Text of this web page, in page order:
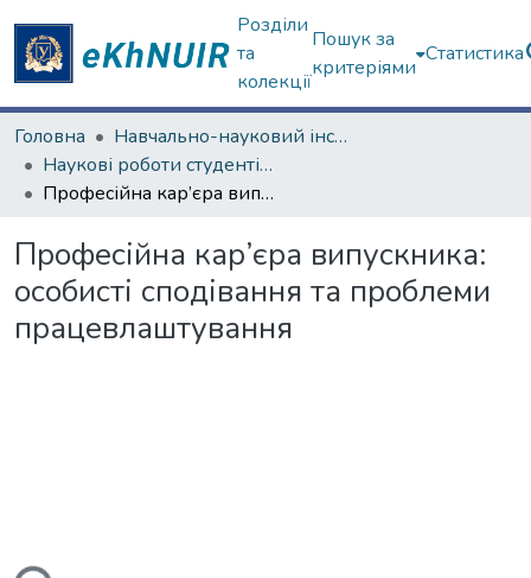
Розділи
та
колекції
Пошук за
критеріями
Статистика
Головна
Навчально-науковий інститут соціології та медіакомунікацій
Наукові роботи студентів та аспірантів. Навчально-науковий інститут соціології та медіакомунікацій
Професійна кар’єра випускника: особисті сподівання та проблеми працевлаштування
Професійна кар’єра випускника:
особисті сподівання та проблеми
працевлаштування